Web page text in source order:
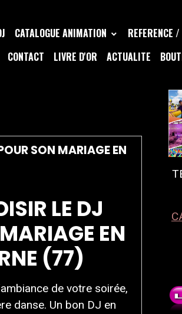
CATALOGUE ANIMATION
REFERENCE
CONTACT LIVRE D'OR ACTUALITE
SON MARIAGE EN
LE DJ
EN
(77)
de votre soirée,
danse. Un bon DJ en